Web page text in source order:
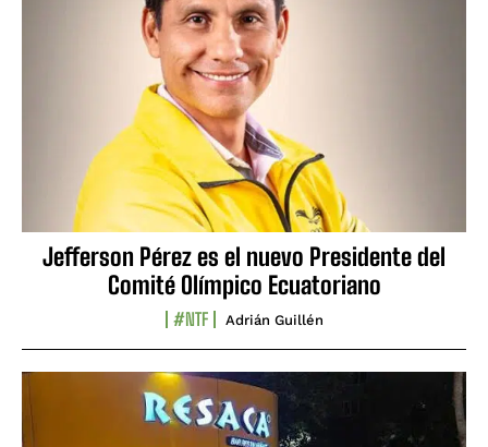
Jefferson Pérez es el nuevo Presidente del
Comité Olímpico Ecuatoriano
#NTF Adrián Guillén